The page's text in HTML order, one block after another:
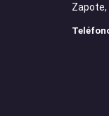
Zapote,